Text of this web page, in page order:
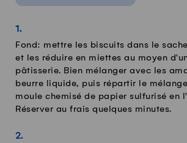
Fond: mettre les biscuits dans le
et les réduire en miettes au moyen
pâtisserie. Bien mélanger avec les
beurre liquide, puis répartir le
moule chemisé de papier sulfurisé en
Réserver au frais quelques minutes.